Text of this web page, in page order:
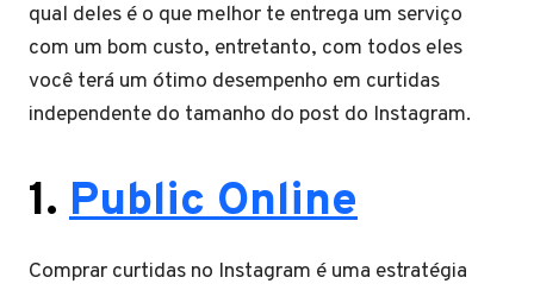
qual deles é o que melhor te entrega um serviço
com um bom custo, entretanto, com todos eles
você terá um ótimo desempenho em curtidas
independente do tamanho do post do Instagram.
1. Public Online
Comprar curtidas no Instagram é uma estratégia